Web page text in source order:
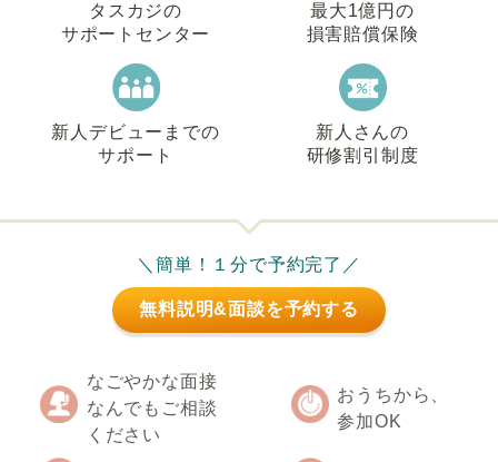
タスカジの
サポートセンター
最大1億円の
損害賠償保険
新人デビューまでの
サポート
新人さんの
研修割引制度
＼簡単！１分で予約完了／
無料説明&面談を予約する
なごやかな面接
なんでもご相談
ください
おうちから、
参加OK